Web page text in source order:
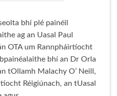
bhí plé painéil
ag an Uasal Paul
OTA um Rannpháirtíocht
bhí an Dr Orla
tOllamh Malachy O’ Neill,
Réigiúnach, an tUasal